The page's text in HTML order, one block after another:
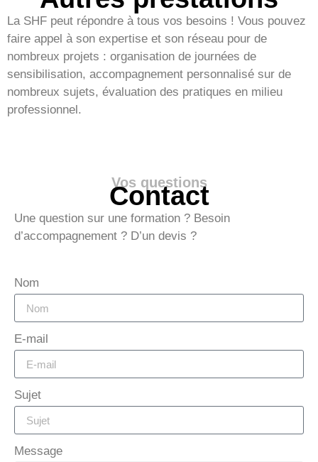
La SHF peut répondre à tous vos besoins ! Vous pouvez
faire appel à son expertise et son réseau pour de
nombreux projets : organisation de journées de
sensibilisation, accompagnement personnalisé sur de
nombreux sujets, évaluation des pratiques en milieu
professionnel.
Vos questions
Contact
Une question sur une formation ? Besoin
d’accompagnement ? D’un devis ?
Nom
E-mail
Sujet
Message